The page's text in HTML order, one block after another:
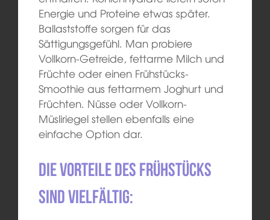
Energie und Proteine etwas später.
Ballaststoffe sorgen für das
Sättigungsgefühl. Man probiere
Vollkorn-Getreide, fettarme Milch und
Früchte oder einen Frühstücks-
Smoothie aus fettarmem Joghurt und
Früchten. Nüsse oder Vollkorn-
Müsliriegel stellen ebenfalls eine
einfache Option dar.
Die Vorteile des Frühstücks
sind vielfältig: